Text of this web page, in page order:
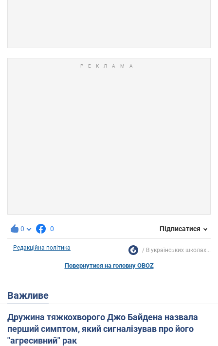
0 0 Підписатися
Редакційна політика В українських школах...
Повернутися на головну OBOZ
Важливе
Дружина тяжкохворого Джо Байдена назвала
перший симптом, який сигналізував про його
"агресивний" рак